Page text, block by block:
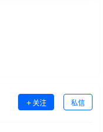
关注 私信